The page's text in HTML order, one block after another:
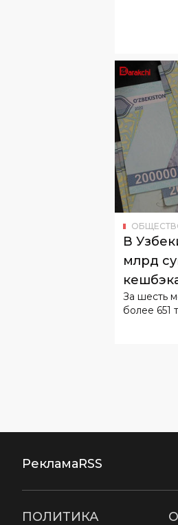
В
млрд
За шесть
более 651
РекламаRSS
ПОЛИТИКА